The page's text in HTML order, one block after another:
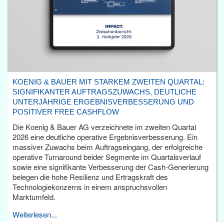
KOENIG & BAUER MIT STARKEM ZWEITEN QUARTAL:
SIGNIFIKANTER AUFTRAGSZUWACHS, DEUTLICHE
UNTERJÄHRIGE ERGEBNISVERBESSERUNG UND
POSITIVER FREE CASHFLOW
Die Koenig & Bauer AG verzeichnete im zweiten Quartal
2026 eine deutliche operative Ergebnisverbesserung. Ein
massiver Zuwachs beim Auftragseingang, der erfolgreiche
operative Turnaround beider Segmente im Quartalsverlauf
sowie eine signifikante Verbesserung der Cash-Generierung
belegen die hohe Resilienz und Ertragskraft des
Technologiekonzerns in einem anspruchsvollen
Marktumfeld.
Weiterlesen...